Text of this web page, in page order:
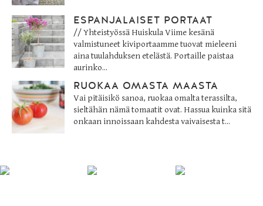
ESPANJALAISET PORTAAT
// Yhteistyössä Huiskula Viime kesänä
valmistuneet kiviportaamme tuovat mieleeni
aina tuulahduksen etelästä. Portaille paistaa
aurinko...
RUOKAA OMASTA MAASTA
Vai pitäisikö sanoa, ruokaa omalta terassilta,
sieltähän nämä tomaatit ovat. Hassua kuinka sitä
onkaan innoissaan kahdesta vaivaisesta t...